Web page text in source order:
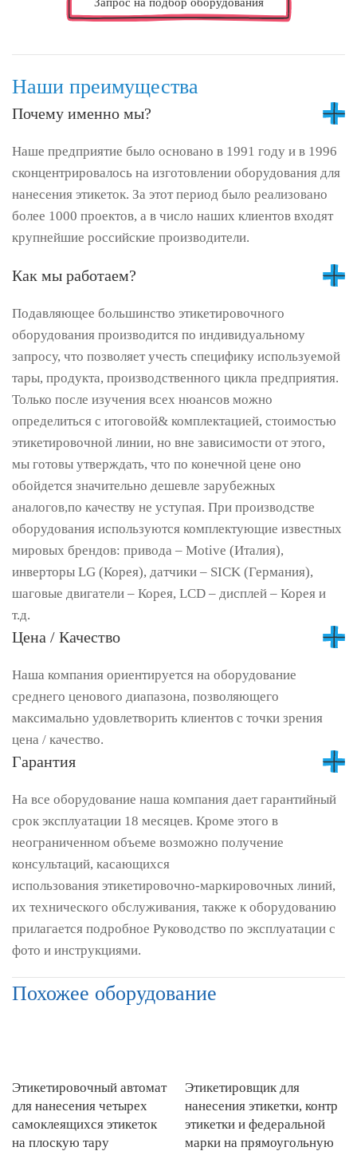
Наши преимущества
Почему именно мы?
Наше предприятие было основано в 1991 году и в 1996
сконцентрировалось на изготовлении оборудования для
нанесения этикеток. За этот период было реализовано
более 1000 проектов, а в число наших клиентов входят
крупнейшие российские производители.
Как мы работаем?
Подавляющее большинство этикетировочного
оборудования производится по индивидуальному
запросу, что позволяет учесть специфику используемой
тары, продукта, производственного цикла предприятия.
Только после изучения всех нюансов можно
определиться с итоговой& комплектацией, стоимостью
этикетировочной линии, но вне зависимости от этого,
мы готовы утверждать, что по конечной цене оно
обойдется значительно дешевле зарубежных
аналогов,по качеству не уступая. При производстве
оборудования используются комплектующие известных
мировых брендов: привода – Motive (Италия),
инверторы LG (Корея), датчики – SICK (Германия),
шаговые двигатели – Корея, LCD – дисплей – Корея и
т.д.
Цена / Качество
Наша компания ориентируется на оборудование
среднего ценового диапазона, позволяющего
максимально удовлетворить клиентов с точки зрения
цена / качество.
Гарантия
На все оборудование наша компания дает гарантийный
срок эксплуатации 18 месяцев. Кроме этого в
неограниченном объеме возможно получение
консультаций, касающихся
использования этикетировочно-маркировочных линий,
их технического обслуживания, также к оборудованию
прилагается подробное Руководство по эксплуатации с
фото и инструкциями.
Похожее оборудование
Этикетировочный автомат
для нанесения четырех
самоклеящихся этикеток
на плоскую тару
Этикетировщик для
нанесения этикетки, контр
этикетки и федеральной
марки на прямоугольную